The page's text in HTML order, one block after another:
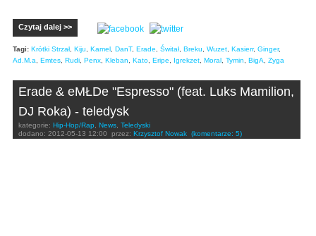
Czytaj dalej >>
Tagi: Krótki Strzał, Kiju Kamel DanT, Erade Świtał, Breku Wuzet Kasierr, Ginger,
Ad.M.a
Emtes Rudi Penx Kleban Kato Eripe Igrekzet Moral Tymin BigA Zyga
Erade & eMŁDe "Espresso" (feat. Luks Mamilion,
DJ Roka) - teledysk
kategorie: Hip-Hop/Rap News Teledyski
dodano: 2012-05-13 12:00 przez: Krzysztof Nowak (komentarze: 5)